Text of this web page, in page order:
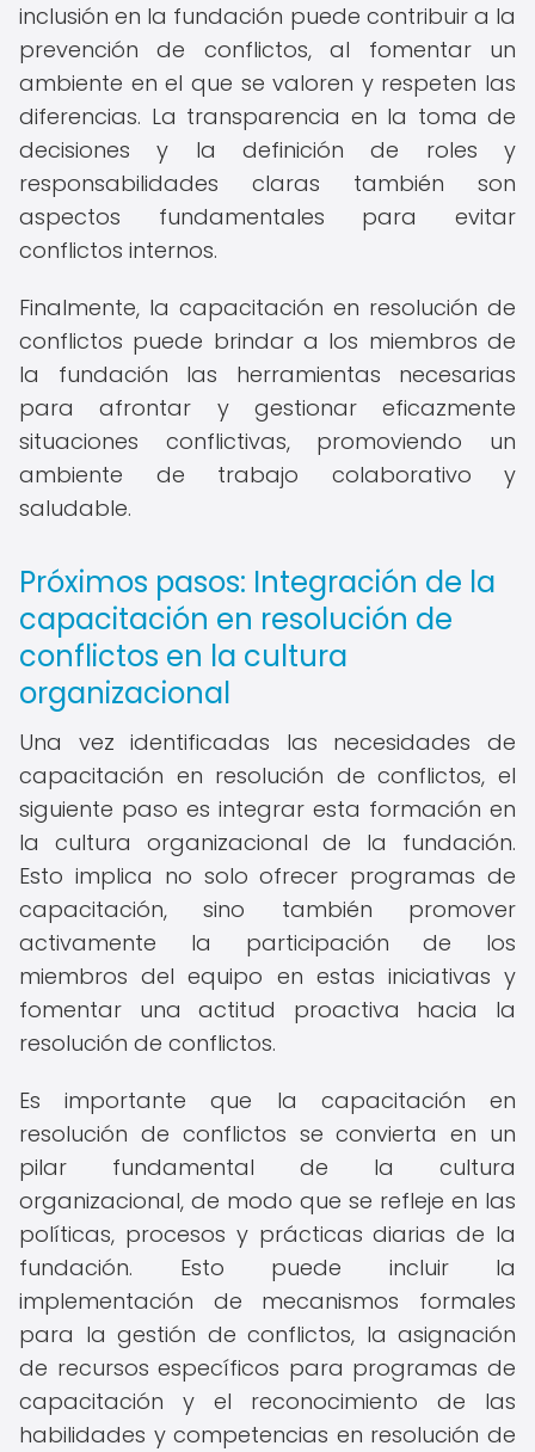
inclusión en la fundación puede contribuir a la
prevención de conflictos, al fomentar un
ambiente en el que se valoren y respeten las
diferencias. La transparencia en la toma de
decisiones y la definición de roles y
responsabilidades claras también son
aspectos fundamentales para evitar
conflictos internos.
Finalmente, la capacitación en resolución de
conflictos puede brindar a los miembros de
la fundación las herramientas necesarias
para afrontar y gestionar eficazmente
situaciones conflictivas, promoviendo un
ambiente de trabajo colaborativo y
saludable.
Próximos pasos: Integración de la
capacitación en resolución de
conflictos en la cultura
organizacional
Una vez identificadas las necesidades de
capacitación en resolución de conflictos, el
siguiente paso es integrar esta formación en
la cultura organizacional de la fundación.
Esto implica no solo ofrecer programas de
capacitación, sino también promover
activamente la participación de los
miembros del equipo en estas iniciativas y
fomentar una actitud proactiva hacia la
resolución de conflictos.
Es importante que la capacitación en
resolución de conflictos se convierta en un
pilar fundamental de la cultura
organizacional, de modo que se refleje en las
políticas, procesos y prácticas diarias de la
fundación. Esto puede incluir la
implementación de mecanismos formales
para la gestión de conflictos, la asignación
de recursos específicos para programas de
capacitación y el reconocimiento de las
habilidades y competencias en resolución de